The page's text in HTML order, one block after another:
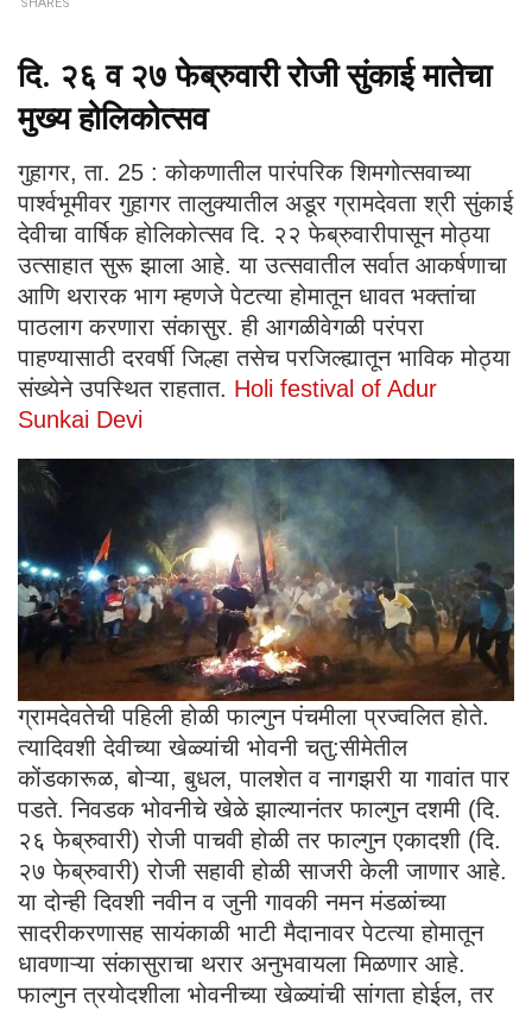
SHARES
दि. २६ व २७ फेब्रुवारी रोजी सुंकाई मातेचा
मुख्य होलिकोत्सव
गुहागर, ता. 25 : कोकणातील पारंपरिक शिमगोत्सवाच्या
पार्श्वभूमीवर गुहागर तालुक्यातील अडूर ग्रामदेवता श्री सुंकाई
देवीचा वार्षिक होलिकोत्सव दि. २२ फेब्रुवारीपासून मोठ्या
उत्साहात सुरू झाला आहे. या उत्सवातील सर्वात आकर्षणाचा
आणि थरारक भाग म्हणजे पेटत्या होमातून धावत भक्तांचा
पाठलाग करणारा संकासुर. ही आगळीवेगळी परंपरा
पाहण्यासाठी दरवर्षी जिल्हा तसेच परजिल्ह्यातून भाविक मोठ्या
संख्येने उपस्थित राहतात. Holi festival of Adur
Sunkai Devi
ग्रामदेवतेची पहिली होळी फाल्गुन पंचमीला प्रज्वलित होते.
त्यादिवशी देवीच्या खेळ्यांची भोवनी चतु:सीमेतील
कोंडकारूळ, बोऱ्या, बुधल, पालशेत व नागझरी या गावांत पार
पडते. निवडक भोवनीचे खेळे झाल्यानंतर फाल्गुन दशमी (दि.
२६ फेब्रुवारी) रोजी पाचवी होळी तर फाल्गुन एकादशी (दि.
२७ फेब्रुवारी) रोजी सहावी होळी साजरी केली जाणार आहे.
या दोन्ही दिवशी नवीन व जुनी गावकी नमन मंडळांच्या
सादरीकरणासह सायंकाळी भाटी मैदानावर पेटत्या होमातून
धावणाऱ्या संकासुराचा थरार अनुभवायला मिळणार आहे.
फाल्गुन त्रयोदशीला भोवनीच्या खेळ्यांची सांगता होईल, तर